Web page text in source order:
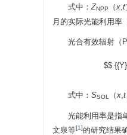
式中：ZNPP （x,t
月的实际光能利用率
光合有效辐射（
$$
式中： SSOL （x,t
光能利用率是指
文泉等[1]的研究结果